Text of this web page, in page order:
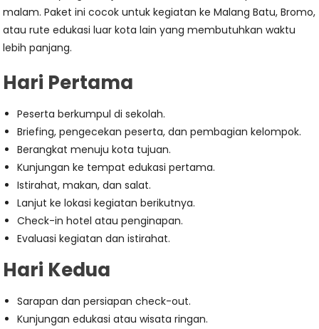
malam. Paket ini cocok untuk kegiatan ke Malang Batu, Bromo,
atau rute edukasi luar kota lain yang membutuhkan waktu
lebih panjang.
Hari Pertama
Peserta berkumpul di sekolah.
Briefing, pengecekan peserta, dan pembagian kelompok.
Berangkat menuju kota tujuan.
Kunjungan ke tempat edukasi pertama.
Istirahat, makan, dan salat.
Lanjut ke lokasi kegiatan berikutnya.
Check-in hotel atau penginapan.
Evaluasi kegiatan dan istirahat.
Hari Kedua
Sarapan dan persiapan check-out.
Kunjungan edukasi atau wisata ringan.